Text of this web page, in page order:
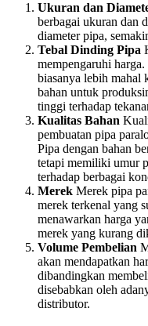
Ukuran dan
berbagai ukuran dan
diameter pipa,
Tebal Dinding Pipa
mempengaruhi
biasanya lebih mahal
bahan untuk
tinggi terhadap
Kualitas Bahan
pembuatan pipa
Pipa dengan bahan
tetapi memiliki umur
terhadap berbagai
Merek Merek pipa
merek terkenal yang
menawarkan harga
merek yang kurang
Volume Pembelian
akan mendapatkan
dibandingkan
disebabkan oleh
distributor.